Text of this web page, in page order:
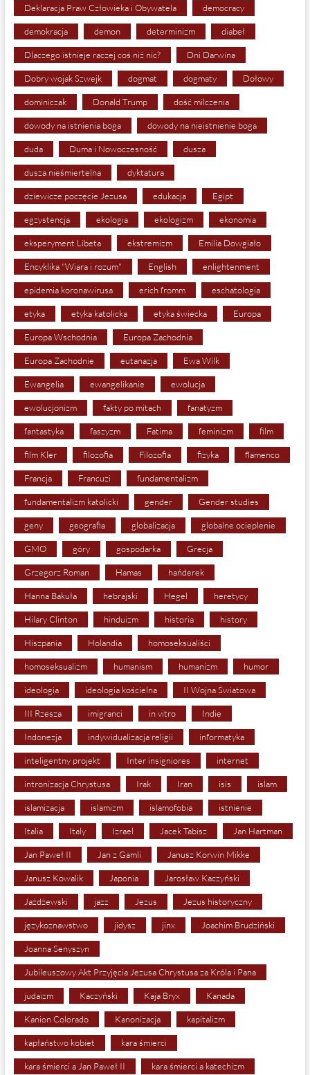
Deklaracja Praw Człowieka i Obywatela democracy
demokracja demon determinizm diabeł
Dlaczego istnieje raczej coś niż nic? Dni Darwina
Dobry wojak Szwejk dogmat dogmaty Dołowy
dominiczak Donald Trump dość milczenia
dowody na istnienia boga dowody na nieistnienie boga
duda Duma i Nowoczesność dusza
dusza nieśmiertelna dyktatura
dziewicze poczęcie Jezusa edukacja Egipt
egzystencja ekologia ekologizm ekonomia
eksperyment Libeta ekstremizm Emilia Dowgiało
Encyklika "Wiara i rozum" English enlightenment
epidemia koronawirusa erich fromm eschatologia
etyka etyka katolicka etyka świecka Europa
Europa Wschodnia Europa Zachodnia
Europa Zachodnie eutanazja Ewa Wilk
Ewangelia ewangelikanie ewolucja
ewolucjonizm fakty po mitach fanatyzm
fantastyka faszyzm Fatima feminizm film
film Kler filozofia Filozofia fizyka flamenco
Francja Francuzi fundamentalizm
fundamentalizm katolicki gender Gender studies
geny geografia globalizacja globalne ocieplenie
GMO góry gospodarka Grecja
Grzegorz Roman Hamas hańderek
Hanna Bakuła hebrajski Hegel heretycy
Hilary Clinton hinduizm historia history
Hiszpania Holandia homoseksualiści
homoseksualizm humanism humanizm humor
ideologia ideologia kościelna II Wojna Światowa
III Rzesza imigranci in vitro Indie
Indonezja indywidualizacja religii informatyka
inteligentny projekt Inter insigniores internet
intronizacja Chrystusa Irak Iran isis islam
islamizacja islamizm islamofobia istnienie
Italia Italy Izrael Jacek Tabisz Jan Hartman
Jan Paweł II Jan z Gamli Janusz Korwin Mikke
Janusz Kowalik Japonia Jarosław Kaczyński
Jażdżewski jazz Jezus Jezus historyczny
językoznawstwo jidysz jinx Joachim Brudziński
Joanna Senyszyn
Jubileuszowy Akt Przyjęcia Jezusa Chrystusa za Króla i Pana
judaizm Kaczyński Kaja Bryx Kanada
Kanion Colorado Kanonizacja kapitalizm
kapłaństwo kobiet kara śmierci
kara śmierci a Jan Paweł II kara śmierci a katechizm